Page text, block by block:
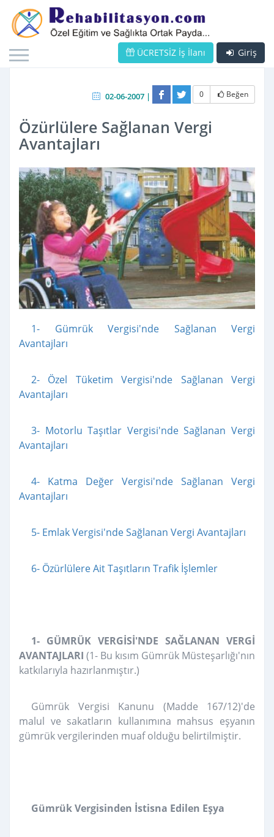
Giriş
ÜCRETSİZ İş İlanı
02-06-2007 | 0 Beğen
Özürlülere Sağlanan Vergi
Avantajları
1- Gümrük Vergisi'nde Sağlanan Vergi
Avantajları
2- Özel Tüketim Vergisi'nde Sağlanan Vergi
Avantajları
3- Motorlu Taşıtlar Vergisi'nde Sağlanan Vergi
Avantajları
4- Katma Değer Vergisi'nde Sağlanan Vergi
Avantajları
5- Emlak Vergisi'nde Sağlanan Vergi Avantajları
6- Özürlülere Ait Taşıtların Trafik İşlemler
1- GÜMRÜK VERGİSİ'NDE SAĞLANAN VERGİ
AVANTAJLARI (1- Bu kısım Gümrük Müsteşarlığı'nın
katkılarıyla hazırlanmıştır.)
Gümrük Vergisi Kanunu (Madde 167/12)'de
malul ve sakatların kullanımına mahsus eşyanın
gümrük vergilerinden muaf olduğu belirtilmiştir.
Gümrük Vergisinden İstisna Edilen Eşya